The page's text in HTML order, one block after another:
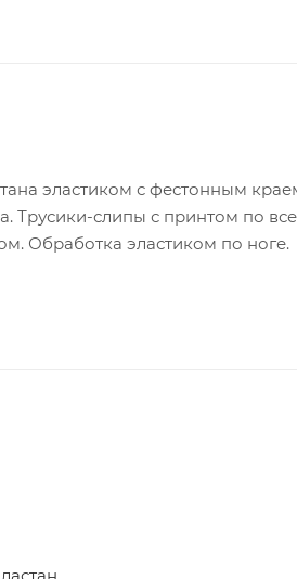
эластиком с фестонным
Трусики-слипы с принтом по
Обработка эластиком по ноге.